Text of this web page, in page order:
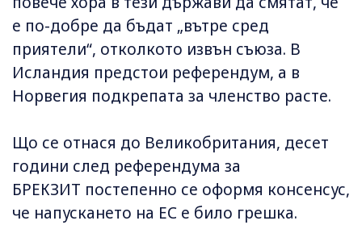
е по-добре да бъдат „вътре сред
приятели“, отколкото извън съюза. В
Исландия предстои референдум, а в
Норвегия подкрепата за членство расте.
Що се отнася до Великобритания, десет
години след референдума за
БРЕКЗИТ постепенно се оформя консенсус,
че напускането на ЕС е било грешка.